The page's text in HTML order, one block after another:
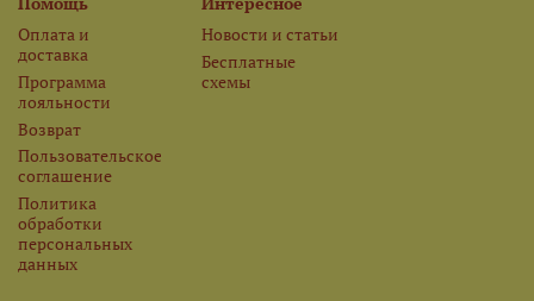
Оплата и
доставка
Программа
лояльности
Возврат
Пользовательское
соглашение
Политика
обработки
персональных
данных
Новости и статьи
Бесплатные
схемы